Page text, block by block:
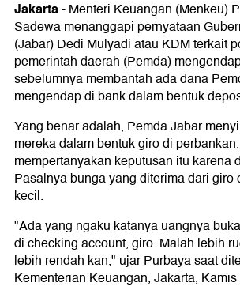
Jakarta-Menteri Keuangan (Menkeu)
Sadewa menanggapi pernyataan
(Jabar) Dedi Mulyadi atau KDM terkait
pemerintah daerah (Pemda)
sebelumnya membantah ada dana
mengendap di bank dalam bentuk
Yang benar adalah, Pemda Jabar
mereka dalam bentuk giro di
mempertanyakan keputusan itu karena
Pasalnya bunga yang diterima dari giro
kecil.
"Ada yang ngaku katanya uangnya
di checking account, giro. Malah lebih
lebih rendah kan," ujar Purbaya saat
Kementerian Keuangan, Jakarta,